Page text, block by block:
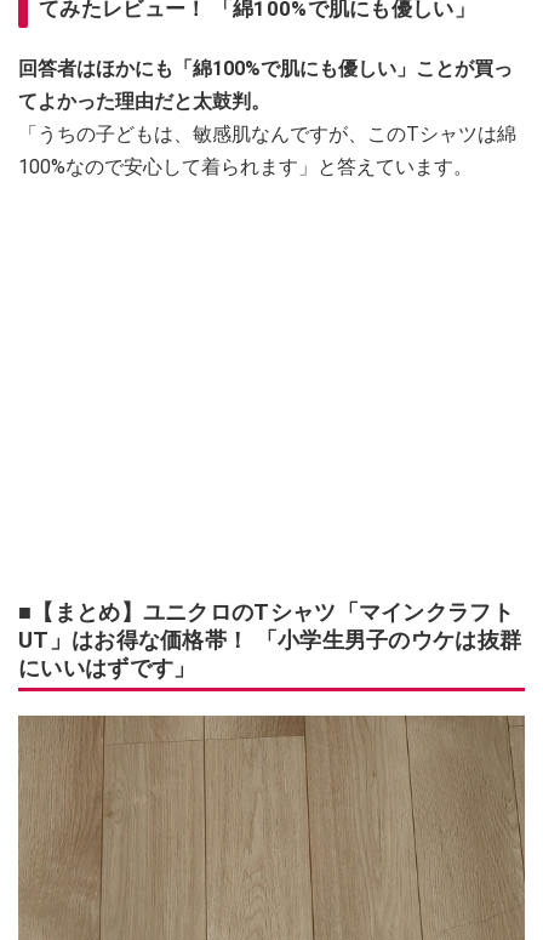
てみたレビュー！ 「綿100%で肌にも優しい」
回答者はほかにも「綿100%で肌にも優しい」ことが買っ
てよかった理由だと太鼓判。
「うちの子どもは、敏感肌なんですが、このTシャツは綿
100%なので安心して着られます」と答えています。
■【まとめ】ユニクロのTシャツ「マインクラフト
UT」はお得な価格帯！ 「小学生男子のウケは抜群
にいいはずです」